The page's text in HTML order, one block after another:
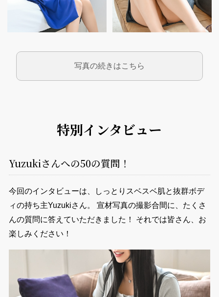
写真の続きはこちら
特別インタビュー
Yuzukiさんへの50の質問！
今回のインタビューは、しっとりスベスベ肌と抜群ボデ
ィの持ち主Yuzukiさん。 宣材写真の撮影合間に、たくさ
んの質問に答えていただきました！ それでは皆さん、お
楽しみください！